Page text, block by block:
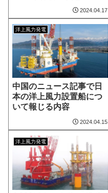
2024.04.17
洋上風力発電
中国のニュース記事で日
本の洋上風力設置船につ
いて報じる内容
2024.04.15
洋上風力発電